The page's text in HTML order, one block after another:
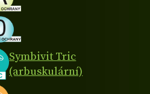
Symbivit Tric
(arbuskulární)